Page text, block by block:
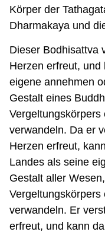
Körper der
Dharmakaya und
Dieser Bodhisattva
Herzen erfreut,
eigene annehmen
Gestalt eines
verwandeln. Da er
Herzen erfreut,
Landes als seine
Gestalt aller
verwandeln. Er
erfreut, und kann